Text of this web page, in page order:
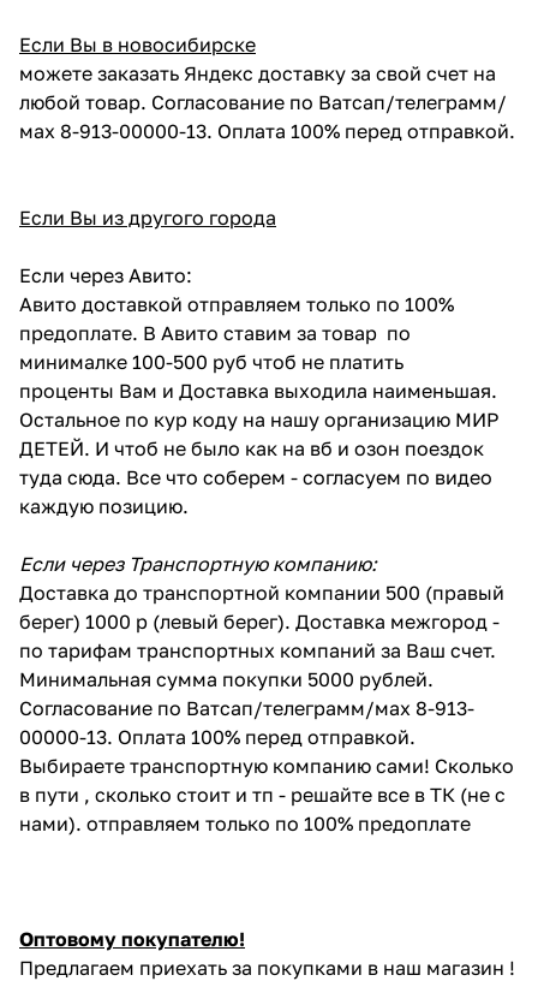
Если Вы в новосибирске
можете заказать Яндекс доставку за свой счет на
любой товар. Согласование по Ватсап/телеграмм/
мах 8-913-00000-13. Оплата 100% перед отправкой.
Если Вы из другого города
Если через Авито:
Авито доставкой отправляем только по 100%
предоплате. В Авито ставим за товар по
минималке 100-500 руб чтоб не платить
проценты Вам и Доставка выходила наименьшая.
Остальное по кур коду на нашу организацию МИР
ДЕТЕЙ. И чтоб не было как на вб и озон поездок
туда сюда. Все что соберем - согласуем по видео
каждую позицию.
Если через Транспортную компанию:
Доставка до транспортной компании 500 (правый
берег) 1000 р (левый берег). Доставка межгород -
по тарифам транспортных компаний за Ваш счет.
Минимальная сумма покупки 5000 рублей.
Согласование по Ватсап/телеграмм/мах 8-913-
00000-13. Оплата 100% перед отправкой.
Выбираете транспортную компанию сами! Сколько
в пути , сколько стоит и тп - решайте все в ТК (не с
нами). отправляем только по 100% предоплате
Оптовому покупателю!
Предлагаем приехать за покупками в наш магазин !